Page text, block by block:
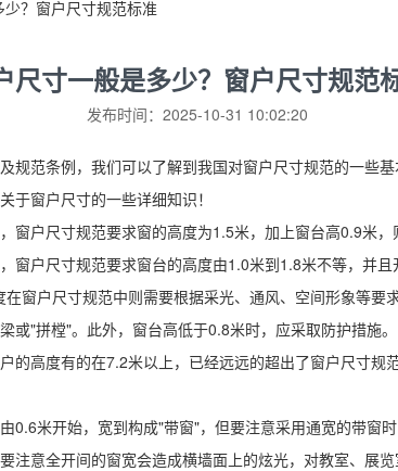
？窗户尺寸规范标准
尺寸一般是多少？窗户尺寸规范
发布时间：2025-10-31 10:02:20
规范条例，我们可以了解到我国对窗户尺寸规范的一些
于窗户尺寸的一些详细知识！
窗户尺寸规范要求窗的高度为1.5米，加上窗台高0.9米
窗户尺寸规范要求窗台的高度由1.0米到1.8米不等，并
窗户尺寸规范中则需要根据采光、通风、空间形象等要
或"拼樘"。此外，窗台高低于0.8米时，应采取防护措施。
的高度有的在7.2米以上，已经远远的超出了窗户尺寸规
0.6米开始，宽到构成"带窗"，但要注意采用通宽的带窗
注意全开间的窗宽会造成横墙面上的炫光，对教室、展览